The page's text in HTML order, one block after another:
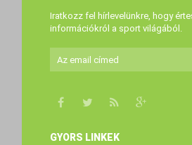
Iratkozz fel hírlevelünkre, hogy
információkról a sport világából.
GYORS LINKEK